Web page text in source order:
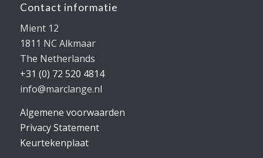
Contact informatie
Mient 12
1811 NC Alkmaar
The Netherlands
+31 (0) 72 520 4814
info@marclange.nl
Algemene voorwaarden
Privacy Statement
Keurtekenplaat